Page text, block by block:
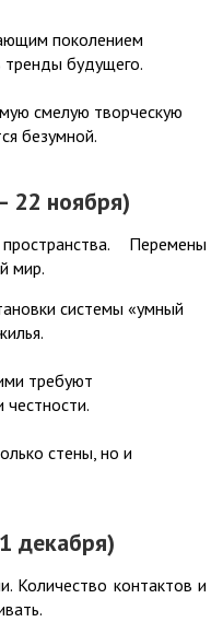
поколением
будущего.
смелую творческую
безумной.
22 ноября)
Перемены
мир.
системы «умный
требуют
стены, но и
декабря)
Количество контактов и